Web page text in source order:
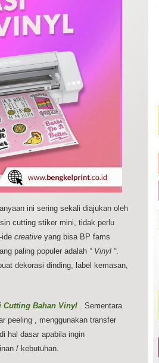
ini sering sekali diajukan oleh
cutting stiker mini, tidak perlu
ide creative yang bisa BP fams
paling populer adalah “ Vinyl “.
dekorasi dinding, label kemasan,
Cutting Bahan Vinyl . Sementara
peeling , menggunakan transfer
hal dasar apabila ingin
/ kebutuhan.